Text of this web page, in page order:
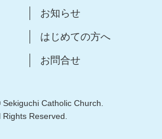
お知らせ
はじめての方へ
お問合せ
Catholic Church.
Rights Reserved.